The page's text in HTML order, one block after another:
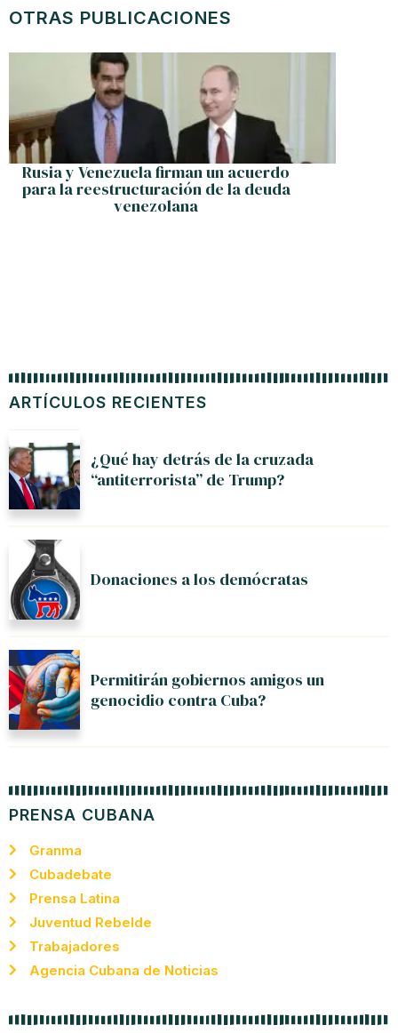
ARTÍCULOS RECIENTES
¿Qué hay detrás de la cruzada
“antiterrorista” de Trump?
Donaciones a los demócratas
Permitirán gobiernos amigos un
genocidio contra Cuba?
PRENSA CUBANA
Granma
Cubadebate
Prensa Latina
Juventud Rebelde
Trabajadores
Agencia Cubana de Noticias
OTRAS PUBLICACIONES
Rusia y Venezuela firman un acuerdo
para la reestructuración de la deuda
venezolana